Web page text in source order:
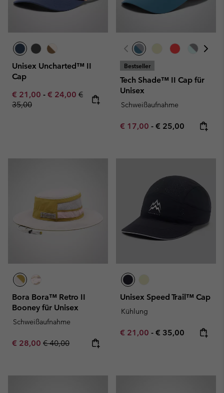
Unisex Uncharted™ II
Cap
Minimum sale price:
€ 21,00 - Maximum sale price:
€ 24,00 Regular price:
€
35,00
Bestseller
Tech Shade™ II Cap für
Unisex
Schweißaufnahme
Minimum sale price:
€ 17,00 - Maximum price:
€ 25,00
Bora Bora™ Retro II
Booney für Unisex
Schweißaufnahme
Sale price:
€ 28,00 Regular price:
€ 40,00
Unisex Speed Trail™ Cap
Kühlung
Minimum sale price:
€ 21,00 - Maximum price:
€ 35,00